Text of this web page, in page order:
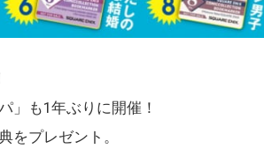
」も1年ぶりに開催！
をプレゼント。